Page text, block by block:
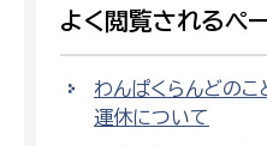
よく閲覧されるペ
わんぱくらんどのこ
運休について